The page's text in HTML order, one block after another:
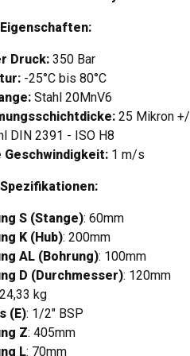
Druck:350 Bar
-25°C bis 80°C
Stahl 20MnV6
25 Mikron
DIN 2391 - ISO H8
Geschwindigkeit:1 m/s
S (Stange): 60mm
K (Hub): 200mm
AL (Bohrung): 100mm
D (Durchmesser): 120mm
kg
(E): 1/2" BSP
Z: 405mm
L: 70mm